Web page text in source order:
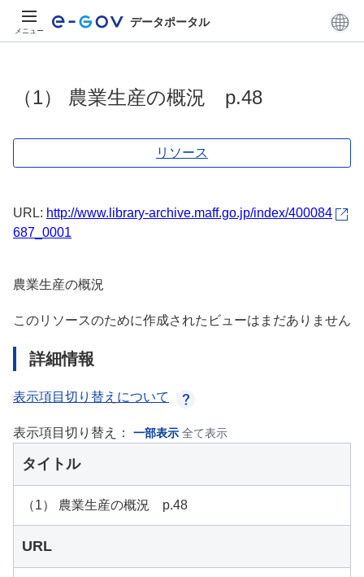
メニュー
データポータル
（1） 農業生産の概況 p.48
リソース
URL: http://www.library-archive.maff.go.jp/index/400084
687_0001
農業生産の概況
このリソースのために作成されたビューはまだありません
詳細情報
表示項目切り替えについて
表示項目切り替え： 一部表示 全て表示
タイトル
（1） 農業生産の概況 p.48
URL